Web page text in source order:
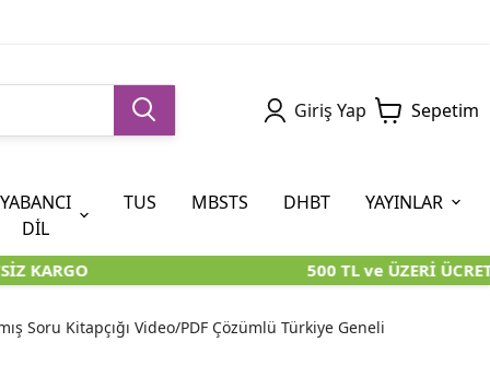
Giriş Yap Sepetim
KİTAPLARI
AYT
KARA KUTU KİTAPLARI
KİTAPLARI
ÖABT
ÖZGÜN ÜRÜNLER
5. SINIF (İOKBS)
KARA KUTU KİTAPLARI
YABANCI
DİL
TUS MBSTS DHBT YAYINLAR
KARGO 500 TL ve ÜZERİ
Soru Kitapçığı Video/PDF Çözümlü Türkiye Geneli